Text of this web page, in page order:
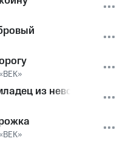
из неволюшки